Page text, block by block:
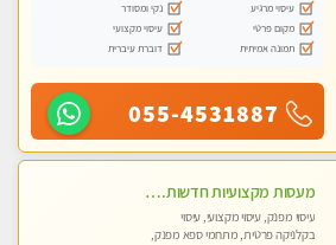
עיסוי מרגיע
נקי ומסודר
מקום פרטי
עיסוי מקצועי
תמונה אמיתית
דוברת עיברית
055-4531887
מעסות מקצועיות חדשות. גישה אישית לכל לקוח. אל תפספסו את ההזדמנות שלכם. פנקו את עצמכם וקבלו מקסימום הנאה ורוגע.
עיסוי מפנק, עיסוי מקצועי, עיסוי
בקלניקה פרטית, מתחמי ספא מפנק,